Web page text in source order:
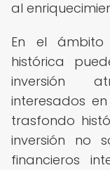
al
En el ámbito
histórica
inversión
interesados
trasfondo
inversión no
financieros